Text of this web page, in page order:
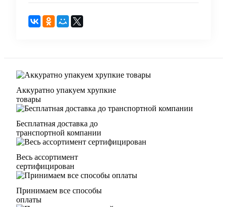
Аккуратно упакуем хрупкие
товары
Бесплатная доставка до
транспортной компании
Весь ассортимент
сертифицирован
Принимаем все способы
оплаты